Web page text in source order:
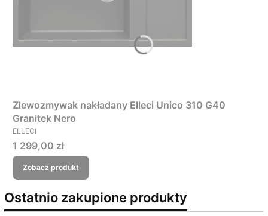
Zlewozmywak nakładany Elleci Unico 310 G40
Granitek Nero
PRODUCENT
ELLECI
Cena
1 299,00 zł
Zobacz produkt
Ostatnio zakupione produkty